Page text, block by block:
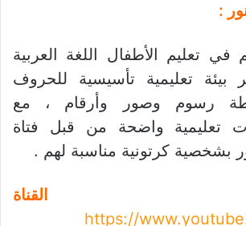
:
تعليم الأطفال اللغة العربية
بيئة تعليمية تأسيسية للحروف
رسوم وصور وأرقام ، مع
تعليمية واضحة من قبل فتاة
بشخصية كرتونية مناسبة لهم .
القناة
https://